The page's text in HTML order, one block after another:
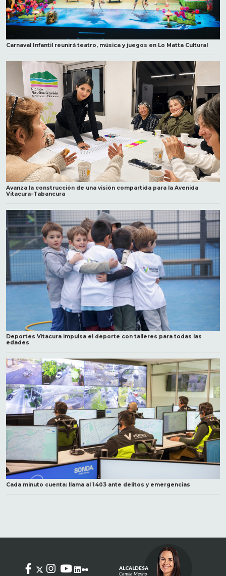
Carnaval Infantil reunirá teatro, música y juegos en Lo Matta Cultural
Avanza la construcción de una visión compartida para la Avenida
Vitacura–Tabancura
Deportes Vitacura impulsa el deporte con talleres para todas las
edades
Cada minuto cuenta: llama al 1403 ante delitos y emergencias
ALCALDESA
Camila Merino